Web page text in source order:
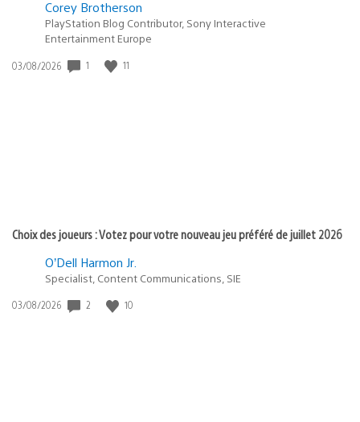
Corey Brotherson
PlayStation Blog Contributor, Sony Interactive
Entertainment Europe
Date
03/08/2026 1 11
Choix des joueurs : Votez pour votre nouveau jeu préféré de juillet 2026
O’Dell Harmon Jr.
Specialist, Content Communications, SIE
Date
03/08/2026 2 10